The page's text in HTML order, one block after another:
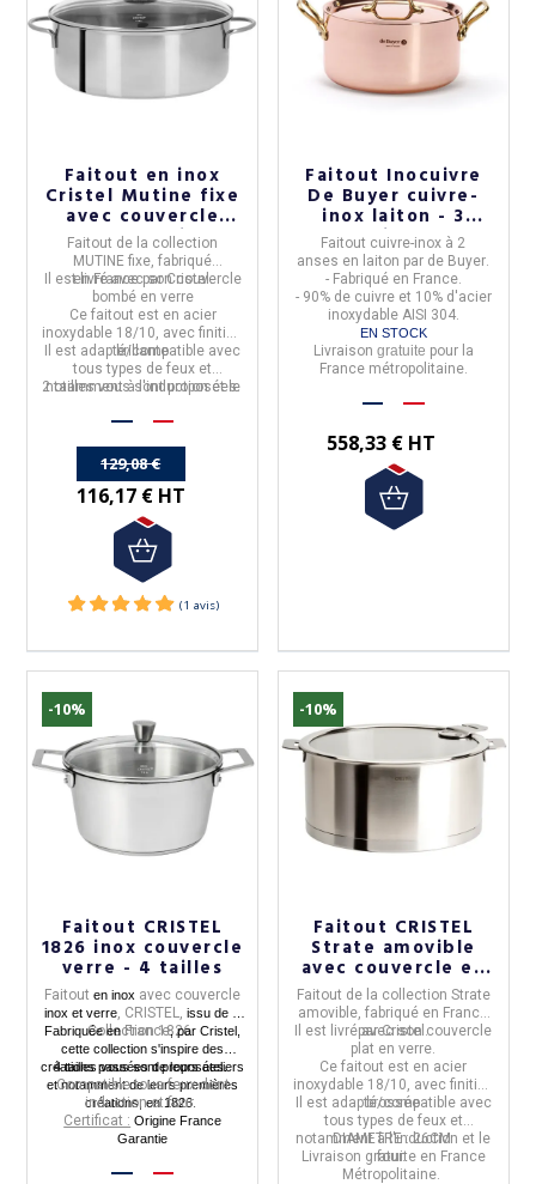
Faitout en inox
Cristel Mutine fixe
avec couvercle
verre - 2 tailles
Faitout de la collection
MUTINE fixe, fabriqué
enFranceparCristel.
Il estlivré avec son couvercle
bombé en verre
Ce faitout est en acier
inoxydable 18/10, avec finition
brillante
Il est adapté/compatible avec
tous types de feux et
notamment à l'induction et le
2 tailles vous sont proposées.
129,08 €
116,17 € HT
Faitout Inocuivre
De Buyer cuivre-
inox laiton - 3
tailles
Faitout cuivre-inox à 2
anses en laiton par de Buyer.
- Fabriqué en France.
- 90% de cuivre et 10% d'acier
inoxydable AISI 304.
EN STOCK
Livraison gratuite pour la
France métropolitaine.
558,33 € HT
-10%
Faitout CRISTEL
1826 inox couvercle
verre - 4 tailles
Faitouten inox avec couvercle
inox et verre, CRISTEL, issu de la
Collection 1826.
Fabriquée enFrance, par Cristel,
cette collection s'inspire des
créations passées de leurs ateliers
et notamment de leurs premières
créations, en 1826.
4 tailles vous sont proposées.
Compatible tous feux dont
induction et four.
Certificat : Origine France
Garantie
-10%
Faitout CRISTEL
Strate amovible
avec couvercle en
verre 26cm
Faitout de la collection Strate
amovible, fabriqué en France
parCristel.
Il est livré avec son couvercle
plat en verre.
Ce faitout est en acier
inoxydable 18/10 , avec finition
brossée
Il est adapté/compatible avec
tous types de feux et
notamment à l'induction et le
four.
DIAMETRE : 26CM
Livraison gratuite en France
Métropolitaine.